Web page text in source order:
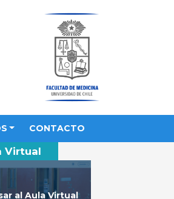
CONTACTO
Virtual
al Aula Virtual